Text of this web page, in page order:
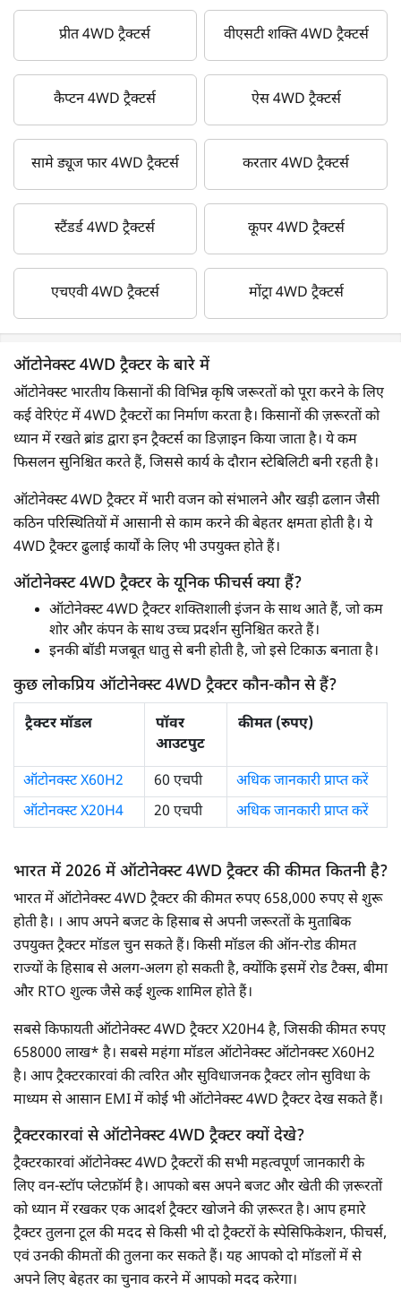
प्रीत 4WD ट्रैक्टर्स वीएसटी शक्ति 4WD ट्रैक्टर्स
कैप्टन 4WD ट्रैक्टर्स ऐस 4WD ट्रैक्टर्स
सामे ड्यूज फार 4WD ट्रैक्टर्स करतार 4WD ट्रैक्टर्स
स्टैंडर्ड 4WD ट्रैक्टर्स कूपर 4WD ट्रैक्टर्स
एचएवी 4WD ट्रैक्टर्स मोंट्रा 4WD ट्रैक्टर्स
ऑटोनेक्स्ट 4WD ट्रैक्टर के बारे में
ऑटोनेक्स्ट भारतीय किसानों की विभिन्न कृषि जरूरतों को पूरा करने के लिए
कई वेरिएंट में 4WD ट्रैक्टरों का निर्माण करता है। किसानों की ज़रूरतों को
ध्यान में रखते ब्रांड द्वारा इन ट्रैक्टर्स का डिज़ाइन किया जाता है। ये कम
फिसलन सुनिश्चित करते हैं, जिससे कार्य के दौरान स्टेबिलिटी बनी रहती है।
ऑटोनेक्स्ट 4WD ट्रैक्टर में भारी वजन को संभालने और खड़ी ढलान जैसी
कठिन परिस्थितियों में आसानी से काम करने की बेहतर क्षमता होती है। ये
4WD ट्रैक्टर ढुलाई कार्यों के लिए भी उपयुक्त होते हैं।
ऑटोनेक्स्ट 4WD ट्रैक्टर के यूनिक फीचर्स क्या हैं?
ऑटोनेक्स्ट 4WD ट्रैक्टर शक्तिशाली इंजन के साथ आते हैं, जो कम
शोर और कंपन के साथ उच्च प्रदर्शन सुनिश्चित करते हैं।
इनकी बॉडी मजबूत धातु से बनी होती है, जो इसे टिकाऊ बनाता है।
कुछ लोकप्रिय ऑटोनेक्स्ट 4WD ट्रैक्टर कौन-कौन से हैं?
ट्रैक्टर मॉडल
पॉवर
आउटपुट
कीमत (रुपए)
ऑटोनक्स्ट X60H2 60 एचपी
अधिक जानकारी प्राप्त करें
ऑटोनक्स्ट X20H4
20 एचपी अधिक जानकारी प्राप्त करें
भारत में 2026 में ऑटोनेक्स्ट 4WD ट्रैक्टर की कीमत कितनी है?
भारत में ऑटोनेक्स्ट 4WD ट्रैक्टर की कीमत रुपए 658,000 रुपए से शुरू
होती है। । आप अपने बजट के हिसाब से अपनी जरूरतों के मुताबिक
उपयुक्त ट्रैक्टर मॉडल चुन सकते हैं। किसी मॉडल की ऑन-रोड कीमत
राज्यों के हिसाब से अलग-अलग हो सकती है, क्योंकि इसमें रोड टैक्स, बीमा
और RTO शुल्क जैसे कई शुल्क शामिल होते हैं।
सबसे किफायती ऑटोनेक्स्ट 4WD ट्रैक्टर X20H4 है, जिसकी कीमत रुपए
658000 लाख* है। सबसे महंगा मॉडल ऑटोनेक्स्ट ऑटोनक्स्ट X60H2
है। आप ट्रैक्टरकारवां की त्वरित और सुविधाजनक ट्रैक्टर लोन सुविधा के
माध्यम से आसान EMI में कोई भी ऑटोनेक्स्ट 4WD ट्रैक्टर देख सकते हैं।
ट्रैक्टरकारवां से ऑटोनेक्स्ट 4WD ट्रैक्टर क्यों देखे?
ट्रैक्टरकारवां ऑटोनेक्स्ट 4WD ट्रैक्टरों की सभी महत्वपूर्ण जानकारी के
लिए वन-स्टॉप प्लेटफ़ॉर्म है। आपको बस अपने बजट और खेती की ज़रूरतों
को ध्यान में रखकर एक आदर्श ट्रैक्टर खोजने की ज़रूरत है। आप हमारे
ट्रैक्टर तुलना टूल की मदद से किसी भी दो ट्रैक्टरों के स्पेसिफिकेशन, फीचर्स,
एवं उनकी कीमतों की तुलना कर सकते हैं। यह आपको दो मॉडलों में से
अपने लिए बेहतर का चुनाव करने में आपको मदद करेगा।